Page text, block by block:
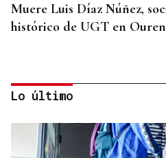
Muere Luis Díaz Núñez,
histórico de UGT en
Lo último